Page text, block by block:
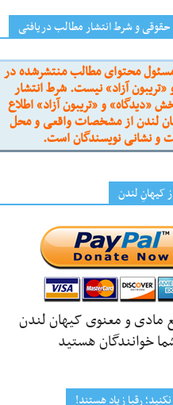
و شرط انتشار مطالب دریافتی
محتوای مطالب منتشرشده در
«تریبون آزاد» نیست. شرط انتشار
«دیدگاه» و «تریبون آزاد» اطلاع
لندن از مشخصات واقعی و محل
و نشانی نویسندگان است.
کیهانِ لندن
مادی و معنوی کیهان لندن
خوانندگان هستید
نکنید؛ رقبا زیاد هستند!